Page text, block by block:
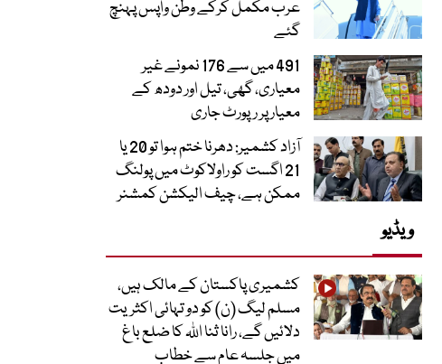
عرب مکمل کرکے وطن واپس پہنچ
گئے
491 میں سے 176 نمونے غیر
معیاری، گھی، تیل اور دودھ کے
معیار پر رپورٹ جاری
آزاد کشمیر: دھرنا ختم ہوا تو 20 یا
21 اگست کو راولاکوٹ میں پولنگ
ممکن ہے، چیف الیکشن کمشنر
ویڈیو
کشمیری پاکستان کے مالک ہیں،
مسلم لیگ (ن) کو دو تہائی اکثریت
دلائیں گے، رانا ثنا اللہ کا ضلع باغ
میں جلسہ عام سے خطاب